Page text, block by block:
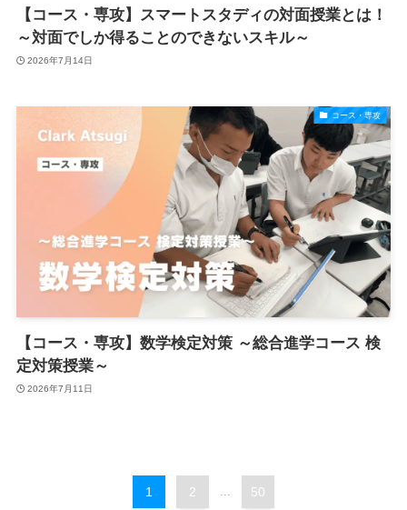
【コース・専攻】スマートスタディの対面授業とは！
～対面でしか得ることのできないスキル～
2026年7月14日
コース・専攻
【コース・専攻】数学検定対策 ～総合進学コース 検
定対策授業～
2026年7月11日
1 2 ... 50